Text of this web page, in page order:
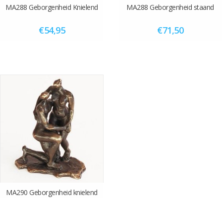
MA288 Geborgenheid Knielend
€54,95
MA288 Geborgenheid staand
€71,50
MA290 Geborgenheid knielend